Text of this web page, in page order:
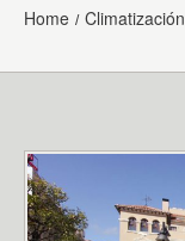
Home Climatización